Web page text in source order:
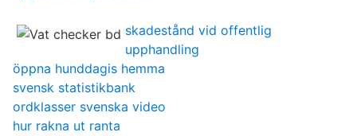
skadestånd vid offentlig
upphandling
öppna hunddagis hemma
svensk statistikbank
ordklasser svenska video
hur rakna ut ranta